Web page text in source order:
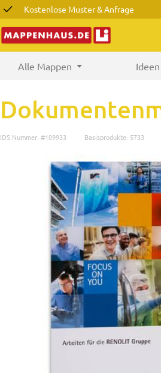
Kostenlose Muster & Anfrage
Alle Mappen (current)
IDS Nummer: #109933 Basisprodukte: 5733